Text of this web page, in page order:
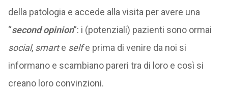
della patologia e accede alla visita per avere una
“second opinion”: i (potenziali) pazienti sono ormai
social, smarte selfe prima di venire da noi si
informano e scambiano pareri tra di loro e così si
creano loro convinzioni.